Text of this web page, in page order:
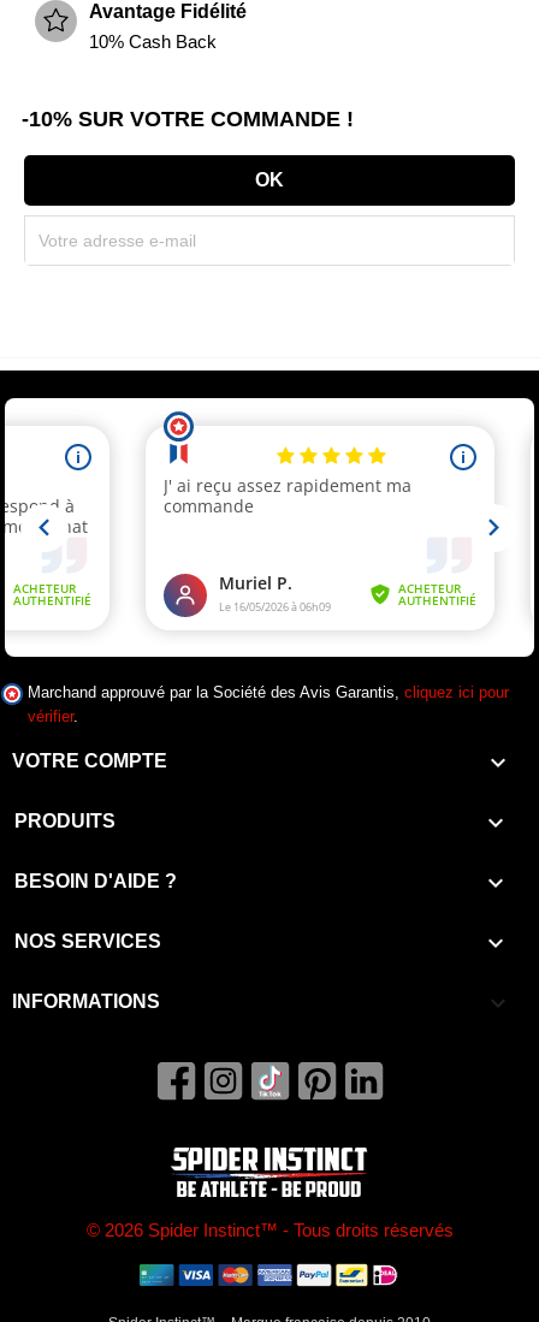
Avantage Fidélité
10% Cash Back
-10% SUR VOTRE COMMANDE !
Marchand approuvé par la Société des Avis Garantis, cliquez ici pour
vérifier.
VOTRE COMPTE 
PRODUITS 
BESOIN D'AIDE ? 
NOS SERVICES 
INFORMATIONS keyboard_arrow_down
© 2026 Spider Instinct™ - Tous droits réservés